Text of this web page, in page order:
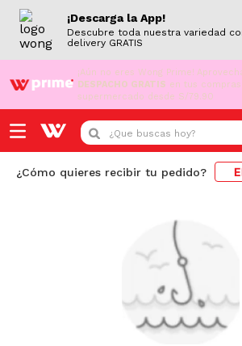
¡Descarga la App!
Descubre toda nuestra variedad
delivery GRATIS
¡Aún no eres Wong Prime!
DESPACHO GRATIS en tus
supermercado desde S/79.90
¿Que buscas hoy?
¿Cómo quieres recibir tu pedido?